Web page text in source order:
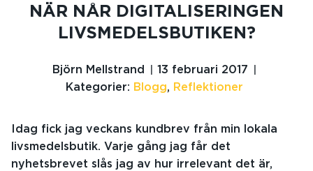
NÄR NÅR DIGITALISERINGEN
LIVSMEDELSBUTIKEN?
Björn Mellstrand
13 februari 2017
Kategorier: Blogg, Reflektioner
Idag fick jag veckans kundbrev från min lokala
livsmedelsbutik. Varje gång jag får det
nyhetsbrevet slås jag av hur irrelevant det är,